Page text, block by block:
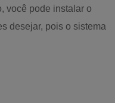
você pode instalar o
desejar, pois o sistema